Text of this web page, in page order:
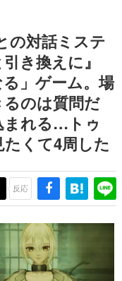
製作時のエピソードをお
『赫本』は、〈試験問題〉
。
担う若きクリエイター達
を探っていきます。
さんに取材し、ゲームが
ャーに与えた影響を探る企
主要なトピック・タイト
ンタビューや識者による
できる決定版！
の対話ミステ
き換えに』
」ゲーム。場
のは質問だ
まれる…トゥ
くて4周した
反応